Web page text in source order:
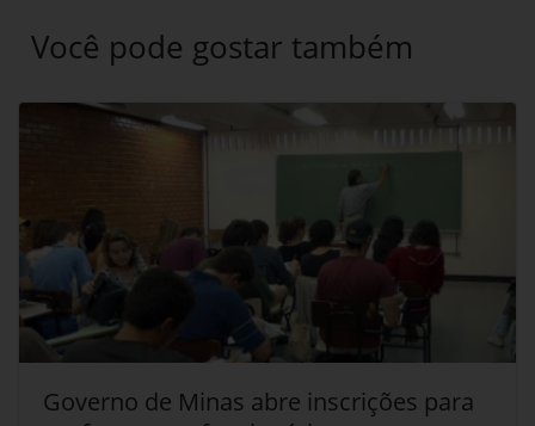
Você pode gostar também
Governo de Minas abre inscrições para